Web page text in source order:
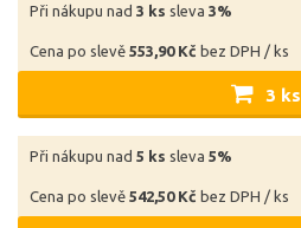
Při nákupu nad 3 ks sleva 3%
Cena po slevě 553,90 Kč bez DPH / ks
3 ks
Při nákupu nad 5 ks sleva 5%
Cena po slevě 542,50 Kč bez DPH / ks